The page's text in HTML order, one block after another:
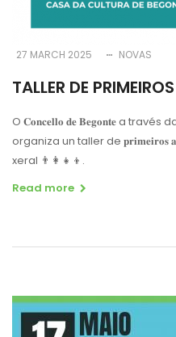
27 MARCH 2025 NOVAS
TALLER DE
O 𝐂𝐨𝐧𝐜𝐞𝐥𝐥𝐨 𝐝𝐞 𝐁𝐞𝐠𝐨𝐧𝐭𝐞 a
organiza un taller de 𝐩𝐫𝐢𝐦𝐞𝐢𝐫𝐨𝐬
xeral 👨‍👩‍👧‍👦 .
Read more